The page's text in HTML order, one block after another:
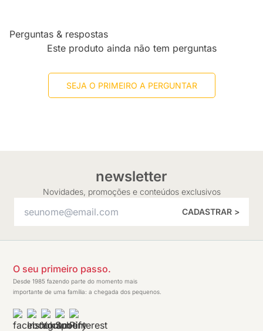
Perguntas & respostas
Este produto ainda não tem perguntas
SEJA O PRIMEIRO A PERGUNTAR
newsletter
Novidades, promoções e conteúdos exclusivos
CADASTRAR >
O seu primeiro passo.
Desde 1985 fazendo parte do momento mais
importante de uma família: a chegada dos pequenos.